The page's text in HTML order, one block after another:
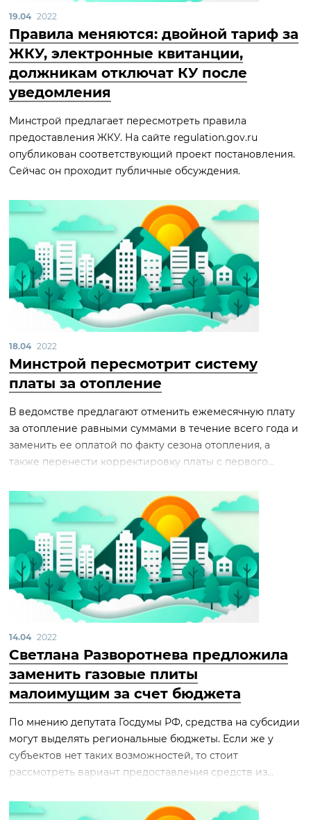
19.04 2022
Правила меняются: двойной тариф за
ЖКУ, электронные квитанции,
должникам отключат КУ после
уведомления
Минстрой предлагает пересмотреть правила
предоставления ЖКУ. На сайте regulation.gov.ru
опубликован соответствующий проект постановления.
Сейчас он проходит публичные обсуждения.
18.04 2022
Минстрой пересмотрит систему
платы за отопление
В ведомстве предлагают отменить ежемесячную плату
за отопление равными суммами в течение всего года и
заменить ее оплатой по факту сезона отопления, а
также перенести корректировку платы с первого...
14.04 2022
Светлана Разворотнева предложила
заменить газовые плиты
малоимущим за счет бюджета
По мнению депутата Госдумы РФ, средства на субсидии
могут выделять региональные бюджеты. Если же у
субъектов нет таких возможностей, то стоит
рассмотреть вариант предоставления средств из...